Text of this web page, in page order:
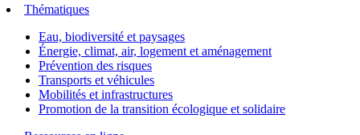
Thématiques
Eau, biodiversité et paysages
Énergie, climat, air, logement et aménagement
Prévention des risques
Transports et véhicules
Mobilités et infrastructures
Promotion de la transition écologique et solidaire